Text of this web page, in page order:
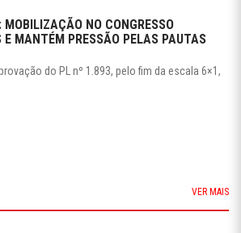
NO CONGRESSO
E MANTÉM PRESSÃO PELAS PAUTAS
do PL nº 1.893, pelo fim da escala 6×1,
VER MAIS